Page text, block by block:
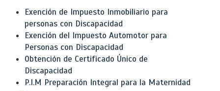
Exención de Impuesto Inmobiliario para
personas con Discapacidad
Exención del Impuesto Automotor para
Personas con Discapacidad
Obtención de Certificado Único de
Discapacidad
P.I.M Preparación Integral para la Maternidad